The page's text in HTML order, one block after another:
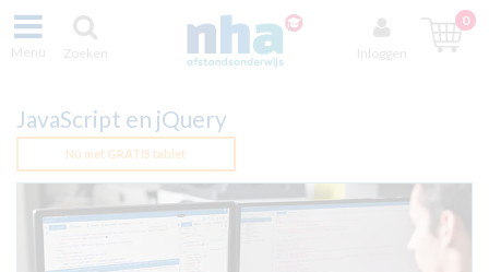
Menu Zoeken Inloggen
0
JavaScript en jQuery
Nú met GRATIS tablet